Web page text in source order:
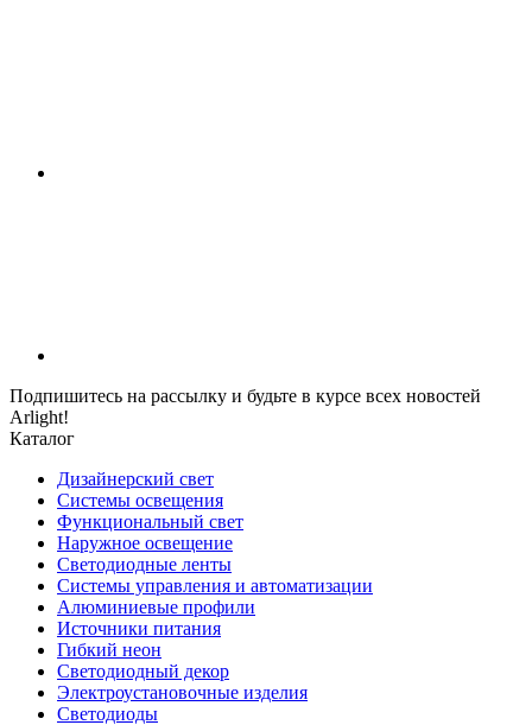
Подпишитесь на рассылку и будьте в курсе всех новостей
Arlight!
Каталог
Дизайнерский свет
Системы освещения
Функциональный свет
Наружное освещение
Светодиодные ленты
Системы управления и автоматизации
Алюминиевые профили
Источники питания
Гибкий неон
Светодиодный декор
Электроустановочные изделия
Светодиоды